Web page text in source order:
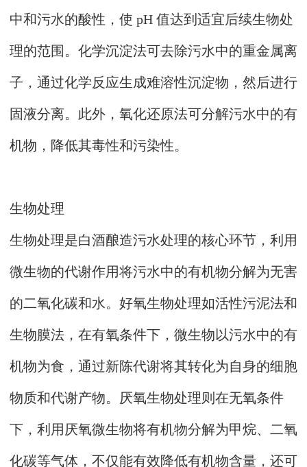
中和污水的酸性，使 pH 值达到适宜后续生物处
理的范围。化学沉淀法可去除污水中的重金属离
子，通过化学反应生成难溶性沉淀物，然后进行
固液分离。此外，氧化还原法可分解污水中的有
机物，降低其毒性和污染性。
生物处理
生物处理是白酒酿造污水处理的核心环节，利用
微生物的代谢作用将污水中的有机物分解为无害
的二氧化碳和水。好氧生物处理如活性污泥法和
生物膜法，在有氧条件下，微生物以污水中的有
机物为食，通过新陈代谢将其转化为自身的细胞
物质和代谢产物。厌氧生物处理则在无氧条件
下，利用厌氧微生物将有机物分解为甲烷、二氧
化碳等气体，不仅能有效降低有机物含量，还可